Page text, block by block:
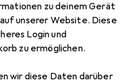
zu deinem Gerät
unserer Website. Diese
Login und
zu ermöglichen.
wir diese Daten darüber
bowls 21 cm 1.5 l +